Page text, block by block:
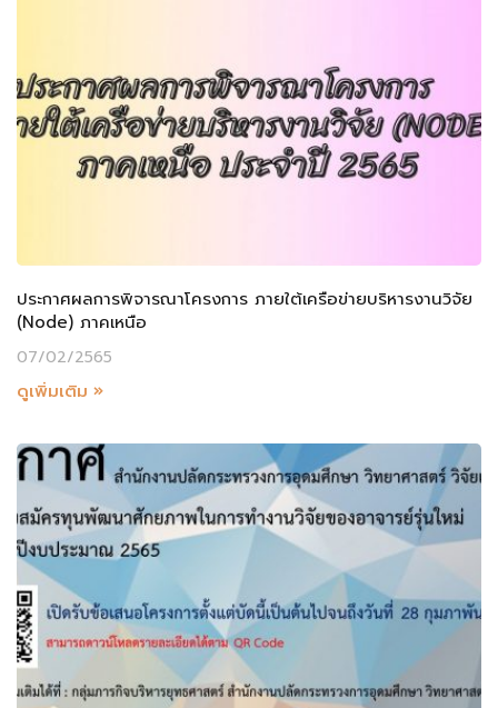
ประกาศผลการพิจารณาโครงการ ภายใต้เครือข่ายบริหารงานวิจัย
(Node) ภาคเหนือ
07/02/2565
ดูเพิ่มเติม »